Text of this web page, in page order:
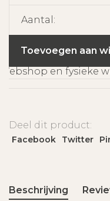
Aantal:
Toevoegen aan
en fysieke
Deel dit product:
Facebook Twitter
Beschrijving